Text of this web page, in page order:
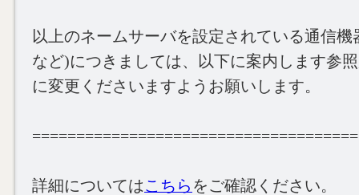
以上のネームサーバを設定されている通信
など)につきましては、以下に案内します参
に変更くださいますようお願いします。
詳細についてはこちら をご確認ください。